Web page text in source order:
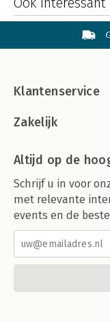
Klantenservice
Zakelijk
Altijd op de
Schrijf u in voor
met relevante
events en de